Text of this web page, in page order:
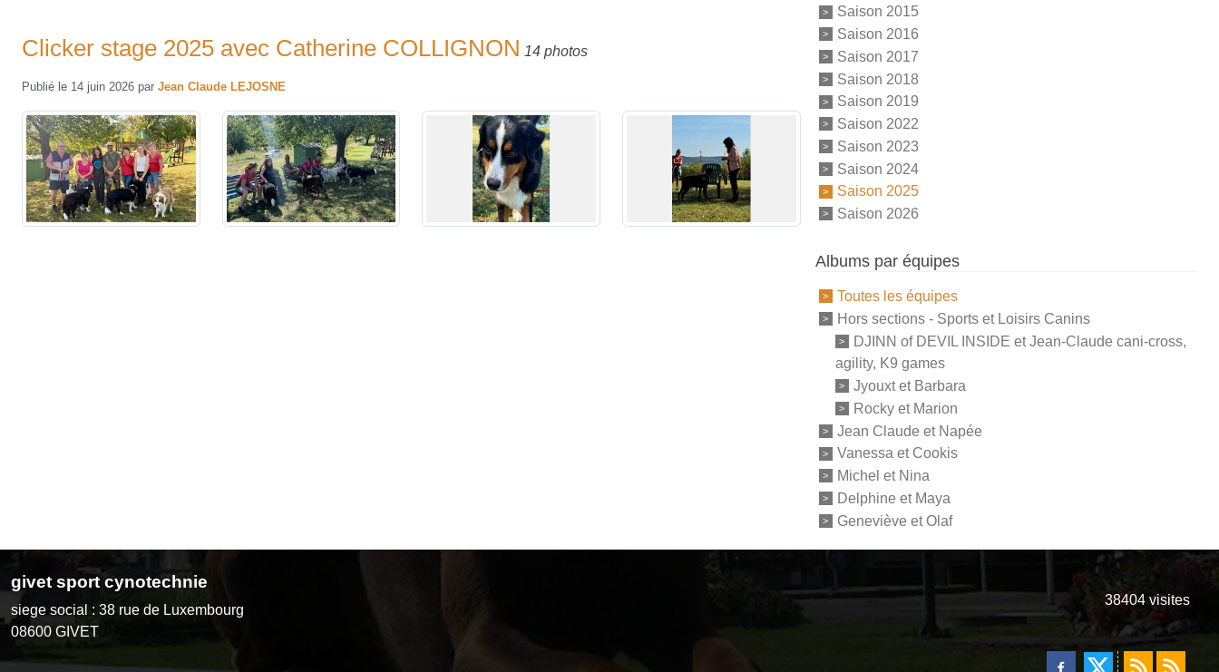
Clicker stage 2025 avec Catherine COLLIGNON 14 photos
Publié le 14 juin 2026 par Jean Claude LEJOSNE
Saison 2015
Saison 2016
Saison 2017
Saison 2018
Saison 2019
Saison 2022
Saison 2023
Saison 2024
Saison 2025
Saison 2026
Albums par équipes
Toutes les équipes
Hors sections - Sports et Loisirs Canins
DJINN of DEVIL INSIDE et Jean-Claude cani-cross,
agility, K9 games
Jyouxt et Barbara
Rocky et Marion
Jean Claude et Napée
Vanessa et Cookis
Michel et Nina
Delphine et Maya
Geneviève et Olaf
givet sport cynotechnie
siege social : 38 rue de Luxembourg
08600 GIVET
38404 visites